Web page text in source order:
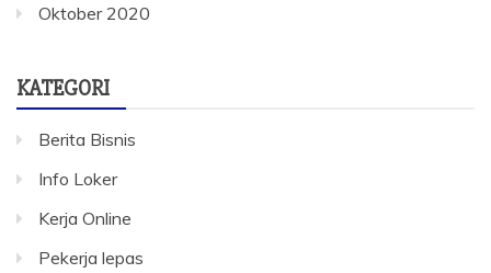
Oktober 2020
KATEGORI
Berita Bisnis
Info Loker
Kerja Online
Pekerja lepas